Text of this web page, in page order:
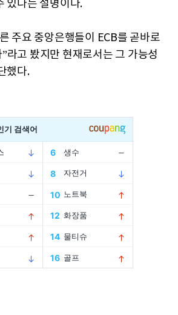
있다는 설명이다.
주요 중앙은행들이 ECB를 곧바로
라고 봤지만 현재로서는 그 가능성
했다.